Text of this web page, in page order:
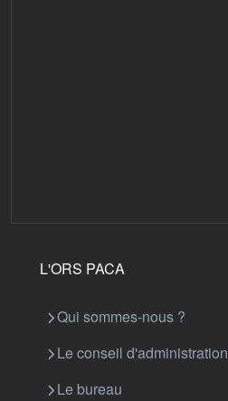
L'ORS PACA
Qui sommes-nous ?
Le conseil d'administration
Le bureau